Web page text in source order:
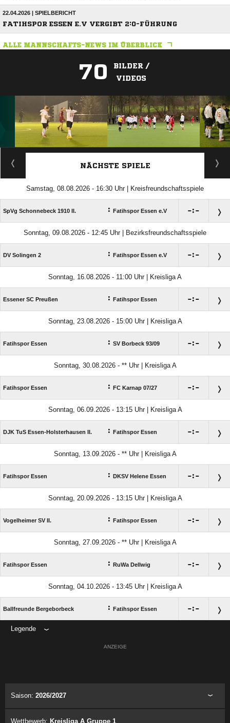
22.04.2026 | SPIELBERICHT
FATIHSPOR ESSEN E.V VERGIBT 2:0-FÜHRUNG
ALLE MANNSCHAFTS-NEWS IM ÜBERBLICK
70
BILDER /
VIDEOS
ANZEIGE
NÄCHSTE SPIELE
Samstag, 08.08.2026 - 16:30 Uhr | Kreisfreundschaftsspiele
SpVg Schonnebeck 1910 II. : Fatihspor Essen e.V :
Sonntag, 09.08.2026 - 12:45 Uhr | Bezirksfreundschaftsspiele
DV Solingen 2 : Fatihspor Essen e.V :
Sonntag, 16.08.2026 - 11:00 Uhr | Kreisliga A
Essener SC Preußen : Fatihspor Essen :
Sonntag, 23.08.2026 - 15:00 Uhr | Kreisliga A
Fatihspor Essen : SV Borbeck 93/​09 :
Sonntag, 30.08.2026 - ** Uhr | Kreisliga A
Fatihspor Essen : FC Karnap 07/​27 :
Sonntag, 06.09.2026 - 13:15 Uhr | Kreisliga A
DJK TuS Essen-Holsterhausen II. : Fatihspor Essen :
Sonntag, 13.09.2026 - ** Uhr | Kreisliga A
Fatihspor Essen : DKSV Helene Essen :
Sonntag, 20.09.2026 - 13:15 Uhr | Kreisliga A
Vogelheimer SV II. : Fatihspor Essen :
Sonntag, 27.09.2026 - ** Uhr | Kreisliga A
Fatihspor Essen : RuWa Dellwig :
Sonntag, 04.10.2026 - 13:45 Uhr | Kreisliga A
Ballfreunde Bergeborbeck : Fatihspor Essen :
Legende
ANZEIGE
Saison: 2026/2027
Wettbewerb: Kreisliga A Gruppe 1